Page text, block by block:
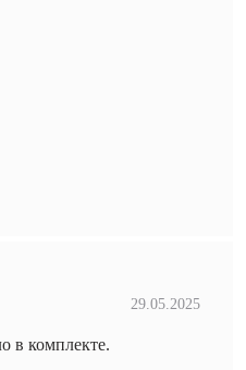
29.05.2025
в комплекте.